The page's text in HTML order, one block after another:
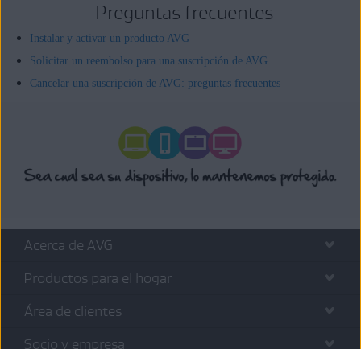
Preguntas frecuentes
Instalar y activar un producto AVG
Solicitar un reembolso para una suscripción de AVG
Cancelar una suscripción de AVG: preguntas frecuentes
Acerca de AVG
Productos para el hogar
Área de clientes
Socio y empresa